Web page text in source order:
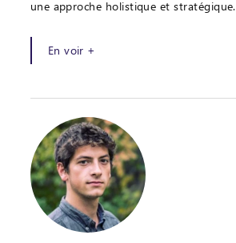
une approche holistique et stratégique.
En voir +